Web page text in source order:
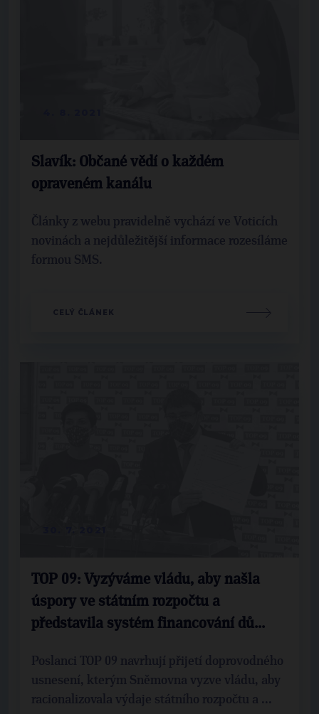
Slavík: Občané vědí o každém
opraveném kanálu
Články z webu pravidelně vychází ve Voticích
novinách a nejdůležitější informace rozesíláme
formou SMS.
CELÝ ČLÁNEK
TOP 09: Vyzýváme vládu, aby našla
úspory ve státním rozpočtu a
představila systém financování dů...
Poslanci TOP 09 navrhují přijetí doprovodného
usnesení, kterým Sněmovna vyzve vládu, aby
racionalizovala výdaje státního rozpočtu a ...